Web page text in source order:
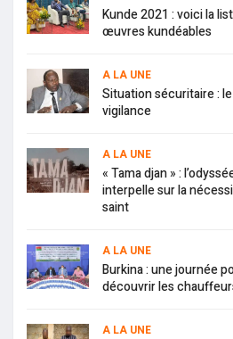
Kunde 2021 : voici la
œuvres kundéables
A LA UNE
Situation sécuritaire :
vigilance
A LA UNE
« Tama djan » :
interpelle sur la
saint
A LA UNE
Burkina : une journée
découvrir les
A LA UNE